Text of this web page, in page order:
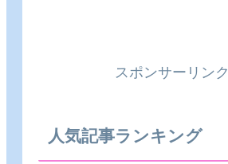
スポンサーリンク
人気記事ランキング